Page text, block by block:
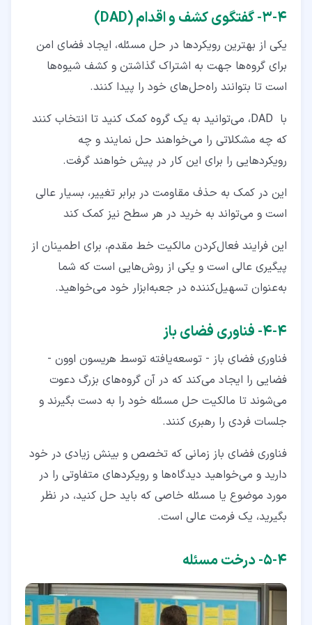
۴‏-‏۳‏- گفتگوی کشف و اقدام (DAD)
یکی از بهترین رویکردها در حل مسئله، ایجاد فضای امن
برای گروه‌ها جهت به اشتراک گذاشتن و کشف شیوه‌ها
است تا بتوانند راه‌حل‌های خود را پیدا کنند.
با DAD، می‌توانید به یک گروه کمک کنید تا انتخاب کنند
که چه مشکلاتی را می‌خواهند حل نمایند و چه
رویکردهایی را برای این کار در پیش خواهند گرفت.
این در کمک به حذف مقاومت در برابر تغییر، بسیار عالی
است و می‌تواند به خرید در هر سطح نیز کمک کند
این فرایند فعال‌کردن مالکیت خط مقدم، برای اطمینان از
پیگیری عالی است و یکی از روش‌هایی است که شما
به‌عنوان تسهیل‌کننده در جعبه‌ابزار خود می‌خواهید.
۴‏-‏۴‏- فناوری فضای باز
فناوری فضای باز - توسعه‌یافته توسط هریسون اوون -
فضایی را ایجاد می‌کند که در آن گروه‌های بزرگ دعوت
می‌شوند تا مالکیت حل مسئله خود را به دست بگیرند و
جلسات فردی را رهبری کنند.
فناوری فضای باز زمانی که تخصص و بینش زیادی در خود
دارید و می‌خواهید دیدگاه‌ها و رویکردهای متفاوتی را در
مورد موضوع یا مسئله خاصی که باید حل کنید، در نظر
بگیرید، یک فرمت عالی است.
۴‏-‏۵‏- درخت مسئله